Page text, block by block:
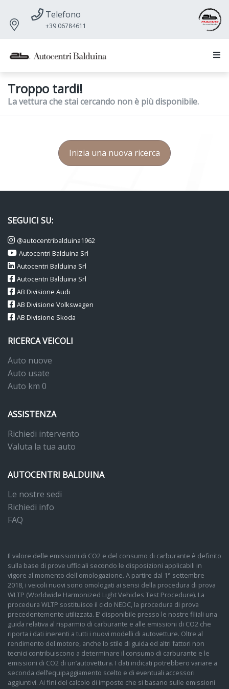
Telefono
+39 06784611
Troppo tardi!
La vettura che stai cercando non è più disponibile.
Inizia una nuova ricerca
SEGUICI SU:
@autocentribalduina1962
Autocentri Balduina Srl
Autocentri Balduina Srl
Autocentri Balduina Srl
AB Divisione Audi
AB Divisione Volkswagen
AB Divisione Skoda
RICERCA VEICOLI
Auto nuove
Auto usate
Auto km 0
ASSISTENZA
Richiedi intervento
Valuta la tua auto
AUTOCENTRI BALDUINA
Le nostre sedi
Richiedi info
FAQ
Il valore delle emissioni di CO2 e del consumo di carburante è definito
sulla base di prove ufficiali secondo le disposizioni applicabili in
vigore al momento dell'omologazione. A partire dal 1° settembre
2018, i veicoli nuovi sono omologati ai sensi della procedura di prova
WLTP (Worldwide Harmonized Light Vehicles Test Procedure). La
procedura WLTP sostituisce il ciclo NEDC, la procedura di prova
precedentemente utilizzata. E’ disponibile presso le nostre filiali una
guida relativa al risparmio di carburante e alle emissioni di CO2 che
riporta i dati inerenti a tutti i nuovi modelli di autovetture. Oltre al
rendimento del motore, anche lo stile di guida ed altri fattori non
tecnici contribuiscono a determinare il consumo di carburante e le
emissioni di CO2 di un’autovettura. I dati indicati potrebbero variare a
seconda dell’equipaggiamento scelto e di eventuali accessori
aggiuntivi. Ai fini del calcolo di imposte che si basano sulle emissioni